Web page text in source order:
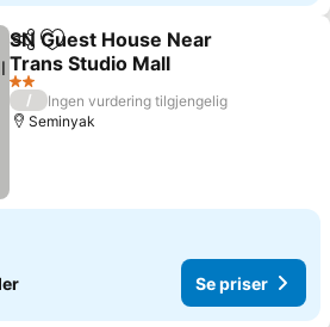
Del Legg til i favoritter
SN Guest House Near
Trans Studio Mall
2 Stjerner
/
Ingen vurdering tilgjengelig
Seminyak
Se priser